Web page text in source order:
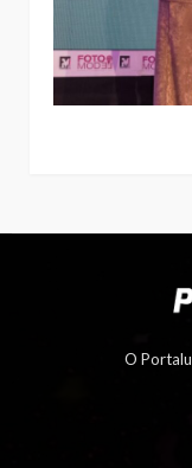
O Portalu